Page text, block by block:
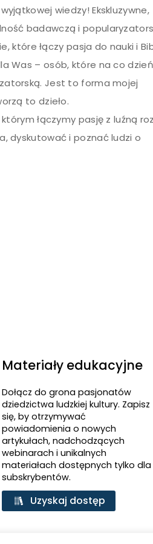
wiedzy! Ekskluzywne,
badawczą i
które łączy pasja do nauki i
Was – osób, które na co dzień
Jest to forma mojej
to dzieło.
łączymy pasję z luźną
dyskutować i poznać ludzi o
Materiały edukacyjne
Dołącz do grona pasjonatów
dziedzictwa ludzkiej kultury. Zapisz
się, by otrzymywać
powiadomienia o nowych
artykułach, nadchodzących
webinarach i unikalnych
materiałach dostępnych tylko dla
subskrybentów.
Uzyskaj dostęp